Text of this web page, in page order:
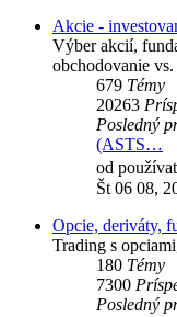
Akcie -
Výber akcií,
obchodovanie
679 Témy
20263
Posledný
(ASTS…
od
Št 06 08,
Opcie, deriváty,
Trading s
180 Témy
7300
Posledný